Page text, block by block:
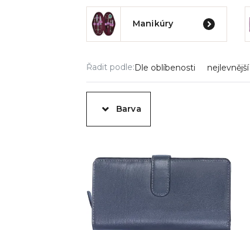
Manikúry
Řadit podle:Dle oblíbenosti nejlevnější
Barva